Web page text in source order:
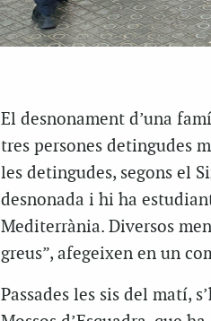
El desnonament d’una
tres persones detingudes
les detingudes, segons el
desnonada i hi ha
Mediterrània. Diversos
greus”, afegeixen en un
Passades les sis del matí,